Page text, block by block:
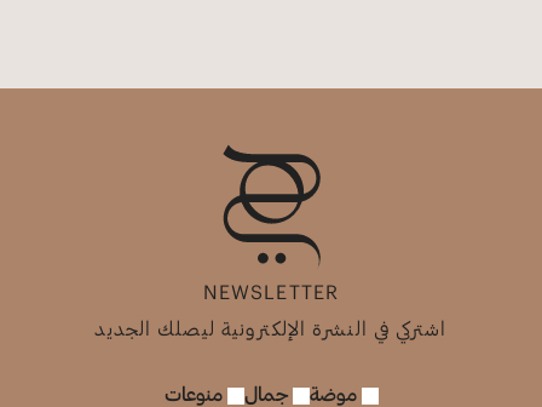
NEWSLETTER
اشتركي في النشرة الإلكترونية ليصلك الجديد
موضة جمال منوعات